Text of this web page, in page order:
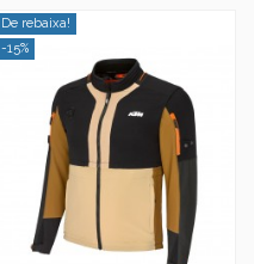
De rebaixa!
-15%